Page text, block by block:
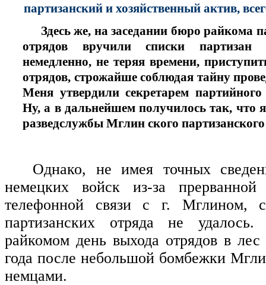
партизанский и хозяйственный актив,
Здесь же, на заседании бюро райкома
отрядов вручили списки партизан
немедленно, не теряя времени,
отрядов, строжайше соблюдая тайну
Меня утвердили секретарем
Ну, а в дальнейшем получилось так, что
разведслужбы Мглин ского
Однако, не имея точных
немецких войск из-за
телефонной связи с г. Мглином,
партизанских отряда не
райкомом день выхода отрядов в лес
года после небольшой бомбежки
немцами.